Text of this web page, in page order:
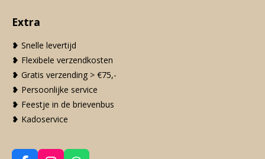
Extra
❥ Snelle levertijd
❥ Flexibele verzendkosten
❥ Gratis verzending > €75,-
❥ Persoonlijke service
❥ Feestje in de brievenbus
❥ Kadoservice